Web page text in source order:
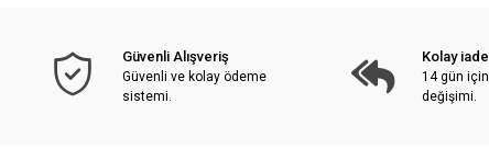
Güvenli Alışveriş
Güvenli ve kolay ödeme
sistemi.
Kolay iade
14 gün
değişimi.